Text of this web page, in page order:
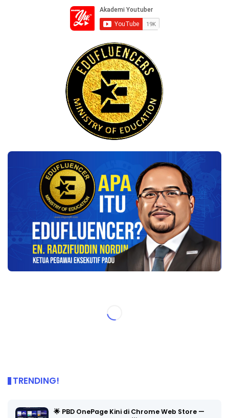
TRENDING!
🌟 PBD OnePage Kini di Chrome Web Store —